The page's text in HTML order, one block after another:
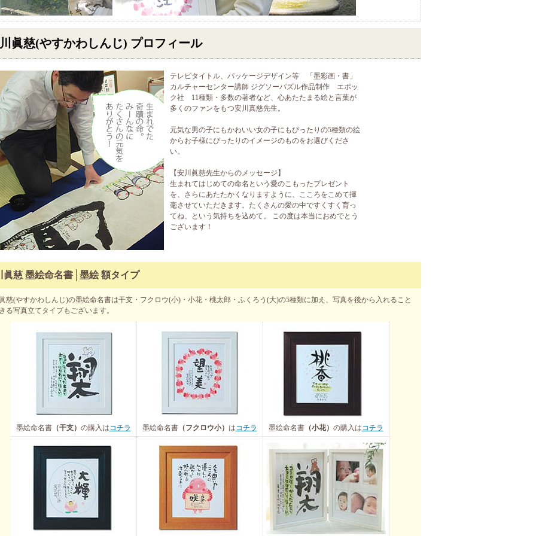
眞慈(やすかわしんじ) プロフィール
テレビタイトル、パッケージデザイン等 「墨彩画・書」
カルチャーセンター講師 ジグソーパズル作品制作 エポッ
ク社 11種類・多数の著者など、心あたたまる絵と言葉が
多くのファンをもつ安川真慈先生。
元気な男の子にもかわいい女の子にもぴったりの5種類の絵
からお子様にぴったりのイメージのものをお選びくださ
い。
【安川眞慈先生からのメッセージ】
生まれてはじめての命名という愛のこもったプレゼント
を、さらにあたたかくなりますように、こころをこめて揮
毫させていただきます。たくさんの愛の中ですくすく育っ
てね、という気持ちを込めて。 この度は本当におめでとう
ございます！
眞慈 墨絵命名書│墨絵 額タイプ
慈(やすかわしんじ)の墨絵命名書は干支・フクロウ(小)・小花・桃太郎・ふくろう(大)の5種類に加え、写真を後から入れること
る写真立てタイプもございます。
墨絵命名書（干支） の購入はコチラ 墨絵命名書（フクロウ小） はコチラ 墨絵命名書（小花） の購入はコチラ